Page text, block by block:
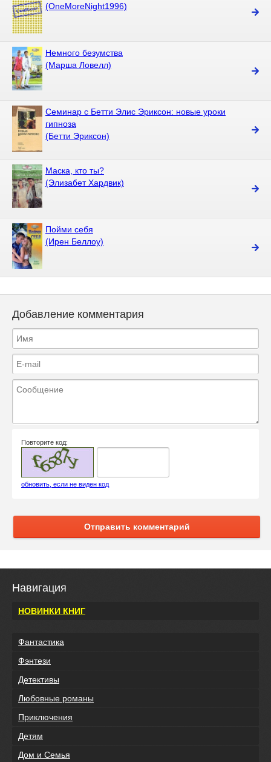
(OneMoreNight1996)
Немного безумства
(Марша Ловелл)
Семинар с Бетти Элис Эриксон: новые уроки
гипноза
(Бетти Эриксон)
Маска, кто ты?
(Элизабет Хардвик)
Пойми себя
(Ирен Беллоу)
Добавление комментария
Повторите код:
обновить, если не виден код
Отправить комментарий
Навигация
НОВИНКИ КНИГ
Фантастика
Фэнтези
Детективы
Любовные романы
Приключения
Детям
Дом и Семья